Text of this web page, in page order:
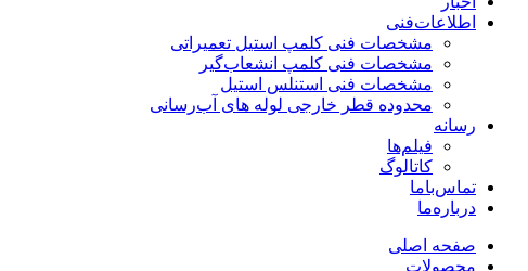
اطلاعات‌فنی
مشخصات فنی کلمپ استیل تعمیراتی
مشخصات فنی کلمپ انشعاب‌گیر
مشخصات فنی استنلس استیل
محدوده قطر خارجی لوله های آب‌رسانی
رسانه
فیلم‌ها
کاتالوگ
تماس‌با‌ما
درباره‌ما
صفحه اصلی
محصولات